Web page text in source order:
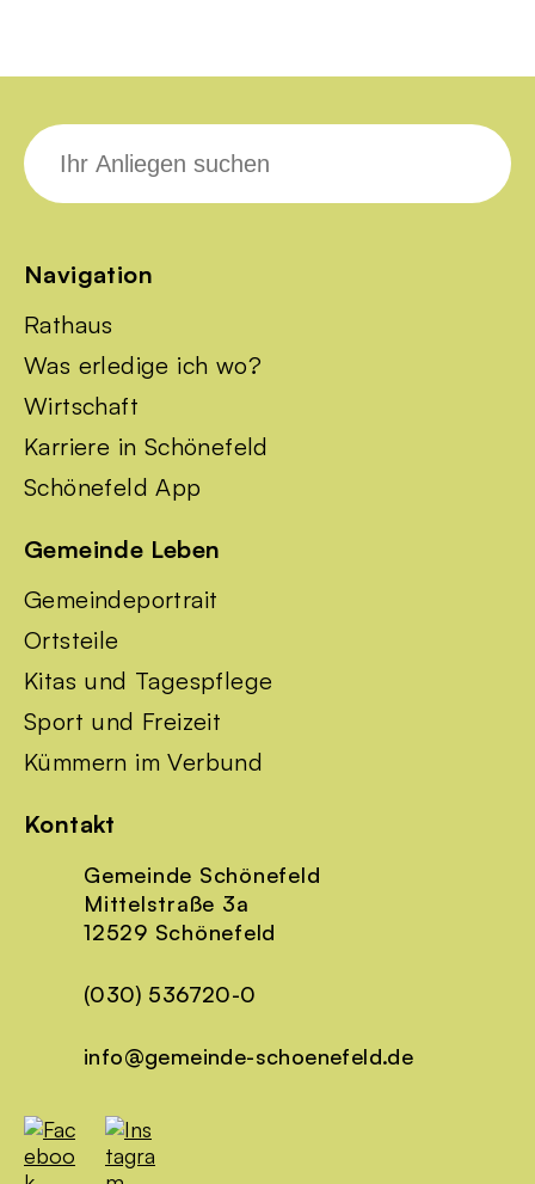
Navigation
Rathaus
Was erledige ich wo?
Wirtschaft
Karriere in Schönefeld
Schönefeld App
Gemeinde Leben
Gemeindeportrait
Ortsteile
Kitas und Tagespflege
Sport und Freizeit
Kümmern im Verbund
Kontakt
Gemeinde Schönefeld
Mittelstraße 3a
12529 Schönefeld
(030) 536720-0
info@gemeinde-schoenefeld.de
Suche
nach: